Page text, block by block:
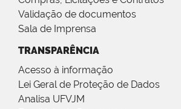
Validação de documentos
Sala de Imprensa
TRANSPARÊNCIA
Acesso à informação
Lei Geral de Proteção de Dados
Analisa UFVJM